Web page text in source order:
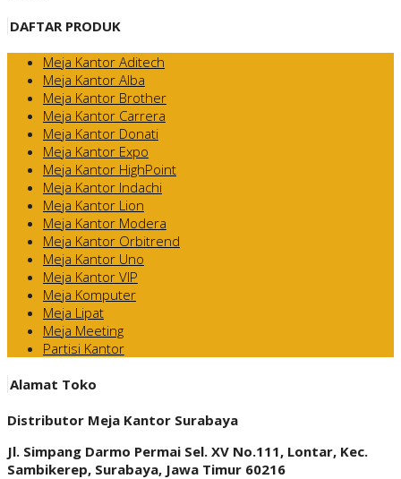
DAFTAR PRODUK
Meja Kantor Aditech
Meja Kantor Alba
Meja Kantor Brother
Meja Kantor Carrera
Meja Kantor Donati
Meja Kantor Expo
Meja Kantor HighPoint
Meja Kantor Indachi
Meja Kantor Lion
Meja Kantor Modera
Meja Kantor Orbitrend
Meja Kantor Uno
Meja Kantor VIP
Meja Komputer
Meja Lipat
Meja Meeting
Partisi Kantor
Alamat Toko
Distributor Meja Kantor Surabaya
Jl. Simpang Darmo Permai Sel. XV No.111, Lontar, Kec.
Sambikerep, Surabaya, Jawa Timur 60216